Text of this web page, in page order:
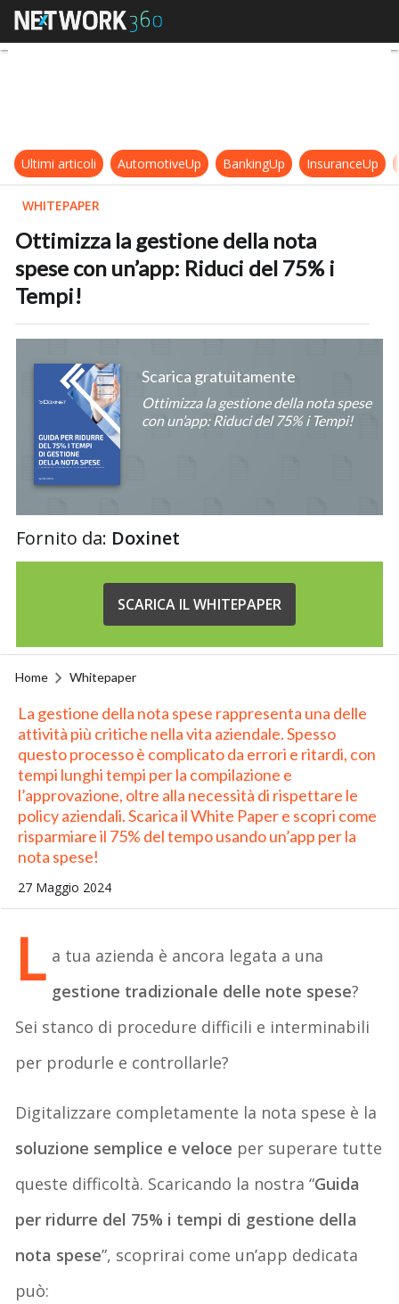
Ottimizza la gestione della nota
Ultimi articoli AutomotiveUp BankingUp InsuranceUp
WHITEPAPER
Ottimizza la gestione della nota
spese con un’app: Riduci del 75% i
Tempi!
Scarica gratuitamente
Ottimizza la gestione della nota spese
con un’app: Riduci del 75% i Tempi!
Fornito da: Doxinet
SCARICA IL WHITEPAPER
Home Whitepaper
La gestione della nota spese rappresenta una delle
attività più critiche nella vita aziendale. Spesso
questo processo è complicato da errori e ritardi, con
tempi lunghi tempi per la compilazione e
l’approvazione, oltre alla necessità di rispettare le
policy aziendali. Scarica il White Paper e scopri come
risparmiare il 75% del tempo usando un’app per la
nota spese!
27 Maggio 2024
L a tua azienda è ancora legata a una
gestione tradizionale delle note spese?
Sei stanco di procedure difficili e interminabili
per produrle e controllarle?
Digitalizzare completamente la nota spese è la
soluzione semplice e veloce per superare tutte
queste difficoltà. Scaricando la nostra “Guida
per ridurre del 75% i tempi di gestione della
nota spese”, scoprirai come un’app dedicata
può: